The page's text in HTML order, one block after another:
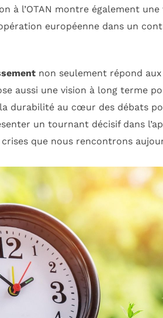
à l’OTAN montre également
européenne dans un
non seulement répond
aussi une vision à long terme
durabilité au cœur des débats
un tournant décisif dans
que nous rencontrons